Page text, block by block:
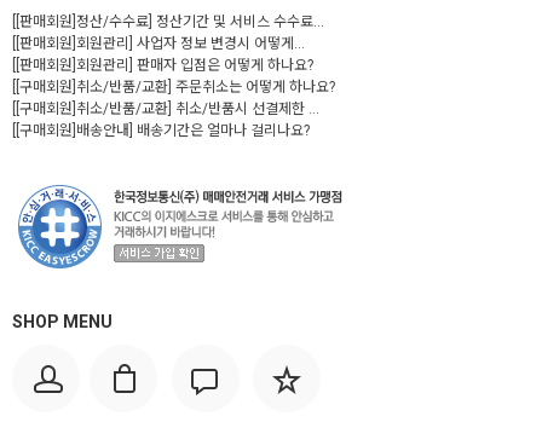
[[판매회원]정산/수수료] 정산기간 및 서비스 수수료...
[[판매회원]회원관리] 사업자 정보 변경시 어떻게...
[[판매회원]회원관리] 판매자 입점은 어떻게 하나요?
[[구매회원]취소/반품/교환] 주문취소는 어떻게 하나요?
[[구매회원]취소/반품/교환] 취소/반품시 선결제한 ...
[[구매회원]배송안내] 배송기간은 얼마나 걸리나요?
SHOP MENU